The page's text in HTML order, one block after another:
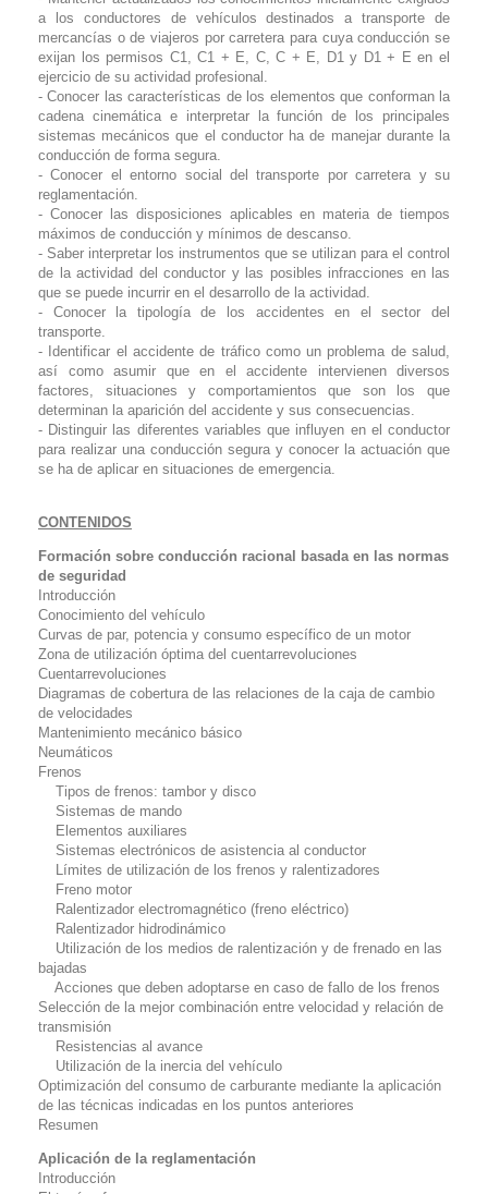
a los conductores de vehículos destinados a transporte de
mercancías o de viajeros por carretera para cuya conducción se
exijan los permisos C1, C1 + E, C, C + E, D1 y D1 + E en el
ejercicio de su actividad profesional.
- Conocer las características de los elementos que conforman la
cadena cinemática e interpretar la función de los principales
sistemas mecánicos que el conductor ha de manejar durante la
conducción de forma segura.
- Conocer el entorno social del transporte por carretera y su
reglamentación.
- Conocer las disposiciones aplicables en materia de tiempos
máximos de conducción y mínimos de descanso.
- Saber interpretar los instrumentos que se utilizan para el control
de la actividad del conductor y las posibles infracciones en las
que se puede incurrir en el desarrollo de la actividad.
- Conocer la tipología de los accidentes en el sector del
transporte.
- Identificar el accidente de tráfico como un problema de salud,
así como asumir que en el accidente intervienen diversos
factores, situaciones y comportamientos que son los que
determinan la aparición del accidente y sus consecuencias.
- Distinguir las diferentes variables que influyen en el conductor
para realizar una conducción segura y conocer la actuación que
se ha de aplicar en situaciones de emergencia.
CONTENIDOS
Formación sobre conducción racional basada en las normas
de seguridad
Introducción
Conocimiento del vehículo
Curvas de par, potencia y consumo específico de un motor
Zona de utilización óptima del cuentarrevoluciones
Cuentarrevoluciones
Diagramas de cobertura de las relaciones de la caja de cambio
de velocidades
Mantenimiento mecánico básico
Neumáticos
Frenos
Tipos de frenos: tambor y disco
Sistemas de mando
Elementos auxiliares
Sistemas electrónicos de asistencia al conductor
Límites de utilización de los frenos y ralentizadores
Freno motor
Ralentizador electromagnético (freno eléctrico)
Ralentizador hidrodinámico
Utilización de los medios de ralentización y de frenado en las
bajadas
Acciones que deben adoptarse en caso de fallo de los frenos
Selección de la mejor combinación entre velocidad y relación de
transmisión
Resistencias al avance
Utilización de la inercia del vehículo
Optimización del consumo de carburante mediante la aplicación
de las técnicas indicadas en los puntos anteriores
Resumen
Aplicación de la reglamentación
Introducción